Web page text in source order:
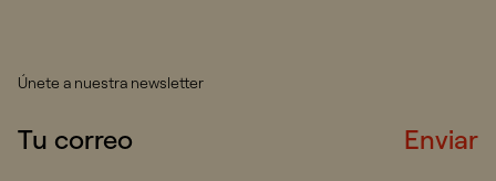
Únete a nuestra newsletter
Enviar